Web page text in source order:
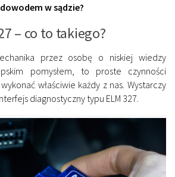
dowodem w sądzie?
– co to takiego?
przez osobę o niskiej wiedzy
pomysłem, to proste czynności
właściwie każdy z nas. Wystarczy
diagnostyczny typu ELM 327.